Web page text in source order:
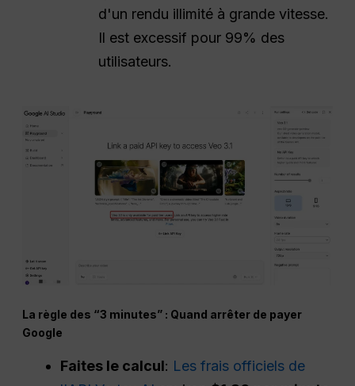
d'un rendu illimité à grande vitesse.
Il est excessif pour 99% des
utilisateurs.
La règle des “3 minutes” : Quand arrêter de payer
Google
Faites le calcul: Les frais officiels de